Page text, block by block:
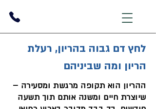
לחץ דם גבוה בהריון, רעלת
הריון ומה שביניהם
ההריון הוא תקופה מרגשת ומסעירה –
שיוצרת חיים ומשנה אותם תוך תשעה